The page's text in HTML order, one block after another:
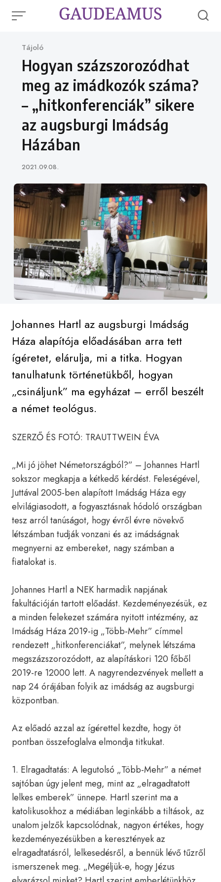
Category
Tájoló
Hogyan százszorozódhat
meg az imádkozók száma?
– „hitkonferenciák” sikere
az augsburgi Imádság
Házában
Published
2021.09.08.
Johannes Hartl az augsburgi Imádság
Háza alapítója előadásában arra tett
ígéretet, elárulja, mi a titka. Hogyan
tanulhatunk történetükből, hogyan
„csináljunk” ma egyházat – erről beszélt
a német teológus.
SZERZŐ ÉS FOTÓ: TRAUTTWEIN ÉVA
„Mi jó jöhet Németországból?” – Johannes Hartl
sokszor megkapja a kétkedő kérdést. Feleségével,
Juttával 2005-ben alapított Imádság Háza egy
elvilágiasodott, a fogyasztásnak hódoló országban
tesz arról tanúságot, hogy évről évre növekvő
létszámban tudják vonzani és az imádságnak
megnyerni az embereket, nagy számban a
fiatalokat is.
Johannes Hartl a NEK harmadik napjának
fakultációján tartott előadást. Kezdeményezésük, ez
a minden felekezet számára nyitott intézmény, az
Imádság Háza 2019-ig „Több-Mehr” címmel
rendezett „hitkonferenciákat”, melynek létszáma
megszázszorozódott, az alapításkori 120 főből
2019-re 12000 lett. A nagyrendezvények mellett a
nap 24 órájában folyik az imádság az augsburgi
központban.
Az előadó azzal az ígérettel kezdte, hogy öt
pontban összefoglalva elmondja titkukat.
1. Elragadtatás: A legutolsó „Több-Mehr” a német
sajtóban úgy jelent meg, mint az „elragadtatott
lelkes emberek” ünnepe. Hartl szerint ma a
katolikusokhoz a médiában leginkább a tiltások, az
unalom jelzők kapcsolódnak, nagyon értékes, hogy
kezdeményezésükben a keresztények az
elragadtatásról, lelkesedésről, a bennük lévő tűzről
ismerszenek meg. „Megéljük-e, hogy Jézus